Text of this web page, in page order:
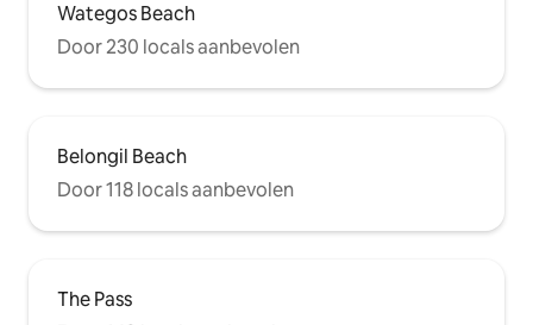
Wategos Beach
Door 230 locals aanbevolen
Belongil Beach
Door 118 locals aanbevolen
The Pass